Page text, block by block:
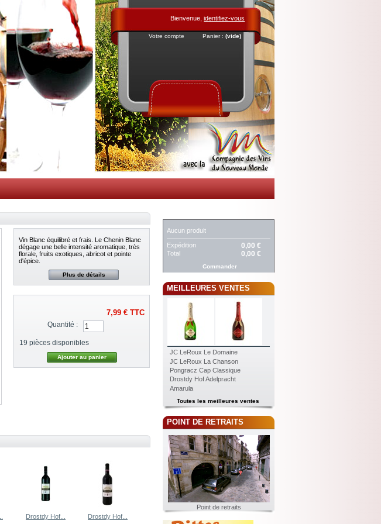
Bienvenue,identifiez-vous
Votre compte Panier : (vide)
Vin Blanc équilibré et frais. Le Chenin Blanc
dégage une belle intensité aromatique, très
florale, fruits exotiques, abricot et pointe
d'épice.
Plus de détails
7,99 €TTC
Quantité :
19 pièces disponibles
Drostdy Hof... Drostdy Hof...
Aucun produit
Expédition 0,00 €
Total 0,00 €
Commander
MEILLEURES VENTES
JC LeRoux Le Domaine
JC LeRoux La Chanson
Pongracz Cap Classique
Drostdy Hof Adelpracht
Amarula
Toutes les meilleures ventes
POINT DE RETRAITS
Point de retraits